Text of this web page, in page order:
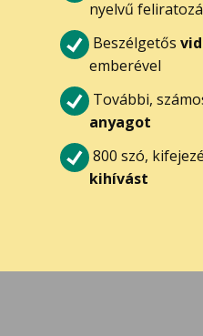
nyelvű
Beszélgetős
emberével
További,
anyagot
800 szó,
kihívást